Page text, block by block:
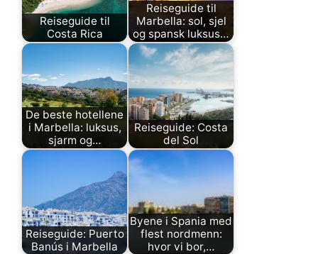
Reiseguide til
Costa Rica
Reiseguide til
Marbella: sol, sjel
og spansk luksus…
De beste hotellene
i Marbella: luksus,
sjarm og…
Reiseguide: Costa
del Sol
Reiseguide: Puerto
Banús i Marbella
Byene i Spania med
flest nordmenn:
hvor vi bor,…